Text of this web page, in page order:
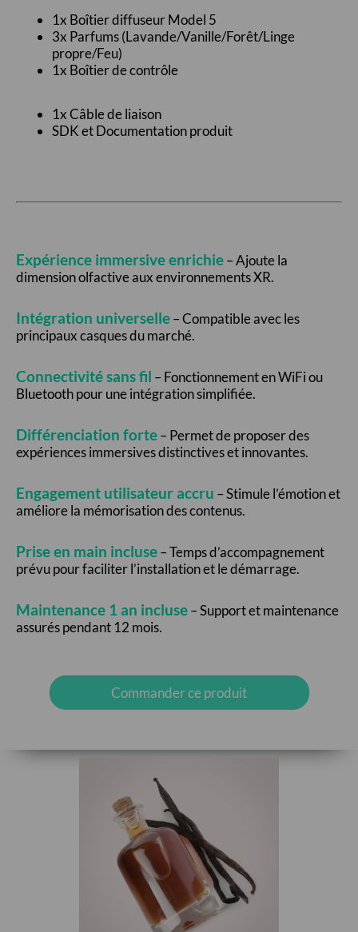
1x Boîtier diffuseur Model 5
3x Parfums (Lavande/Vanille/Forêt/Linge
propre/Feu)
1x Boîtier de contrôle
1x Câble de liaison
SDK et Documentation produit
Expérience immersive enrichie– Ajoute la
dimension olfactive aux environnements XR.
Intégration universelle– Compatible avec les
principaux casques du marché.
Connectivité sans fil – Fonctionnement en WiFi ou
Bluetooth pour une intégration simplifiée.
Différenciation forte– Permet de proposer des
expériences immersives distinctives et innovantes.
Engagement utilisateur accru – Stimule l’émotion et
améliore la mémorisation des contenus.
Prise en main incluse– Temps d’accompagnement
prévu pour faciliter l’installation et le démarrage.
Maintenance 1 an incluse– Support et maintenance
assurés pendant 12 mois.
Commander ce produit